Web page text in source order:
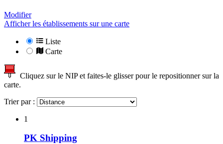
Modifier
Afficher les établissements sur une carte
Liste
Carte
Cliquez sur le NIP et faites-le glisser pour le repositionner sur la
carte.
Trier par :
1
PK Shipping